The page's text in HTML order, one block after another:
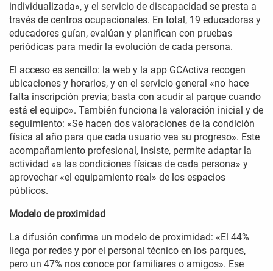
individualizada», y el servicio de discapacidad se presta a
través de centros ocupacionales. En total, 19 educadoras y
educadores guían, evalúan y planifican con pruebas
periódicas para medir la evolución de cada persona.
El acceso es sencillo: la web y la app GCActiva recogen
ubicaciones y horarios, y en el servicio general «no hace
falta inscripción previa; basta con acudir al parque cuando
está el equipo». También funciona la valoración inicial y de
seguimiento: «Se hacen dos valoraciones de la condición
física al año para que cada usuario vea su progreso». Este
acompañamiento profesional, insiste, permite adaptar la
actividad «a las condiciones físicas de cada persona» y
aprovechar «el equipamiento real» de los espacios
públicos.
Modelo de proximidad
La difusión confirma un modelo de proximidad: «El 44%
llega por redes y por el personal técnico en los parques,
pero un 47% nos conoce por familiares o amigos». Ese